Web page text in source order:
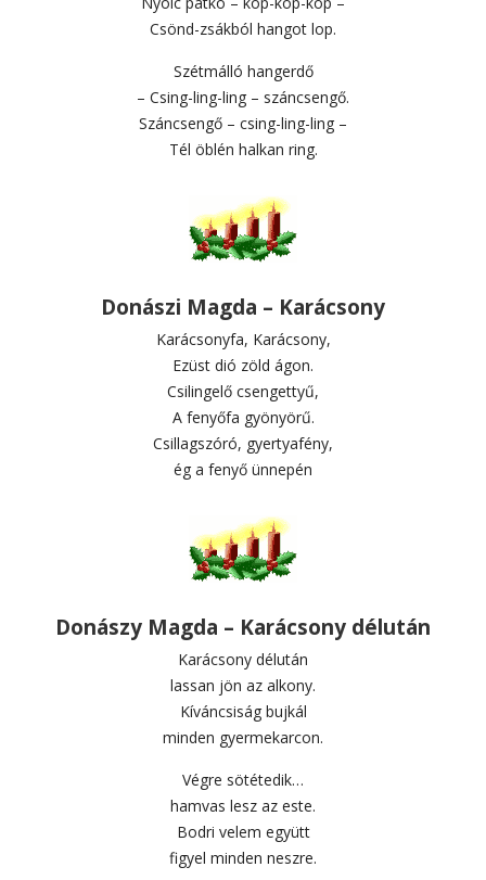
Csönd-zsákból hangot lop.
Szétmálló hangerdő
– Csing-ling-ling – száncsengő.
Száncsengő – csing-ling-ling –
Tél öblén halkan ring.
Donászi Magda – Karácsony
Karácsonyfa, Karácsony,
Ezüst dió zöld ágon.
Csilingelő csengettyű,
A fenyőfa gyönyörű.
Csillagszóró, gyertyafény,
ég a fenyő ünnepén
Donászy Magda – Karácsony délután
Karácsony délután
lassan jön az alkony.
Kíváncsiság bujkál
minden gyermekarcon.
Végre sötétedik…
hamvas lesz az este.
Bodri velem együtt
figyel minden neszre.